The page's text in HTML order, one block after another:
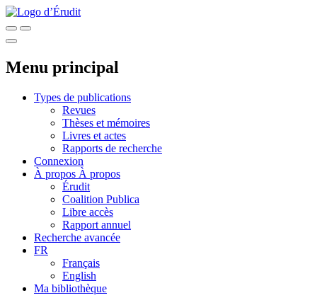
Menu principal
Types de publications
Revues
Thèses et mémoires
Livres et actes
Rapports de recherche
Connexion
À propos À propos
Érudit
Coalition Publica
Libre accès
Rapport annuel
Recherche avancée
FR
Français
English
Ma bibliothèque